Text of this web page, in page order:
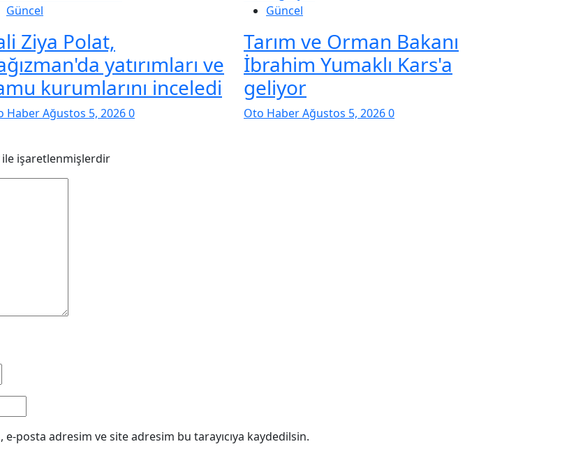
Güncel
Ziya Polat,
yatırımları ve
kurumlarını inceledi
HaberAğustos 5, 20260
Güncel
Tarım ve Orman Bakanı
İbrahim Yumaklı Kars'a
geliyor
Oto HaberAğustos 5, 20260
ile işaretlenmişlerdir
posta adresim ve site adresim bu tarayıcıya kaydedilsin.